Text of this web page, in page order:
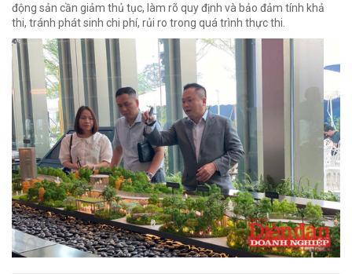
động sản cần giảm thủ tục, làm rõ quy định và bảo đảm tính khả
thi, tránh phát sinh chi phí, rủi ro trong quá trình thực thi.